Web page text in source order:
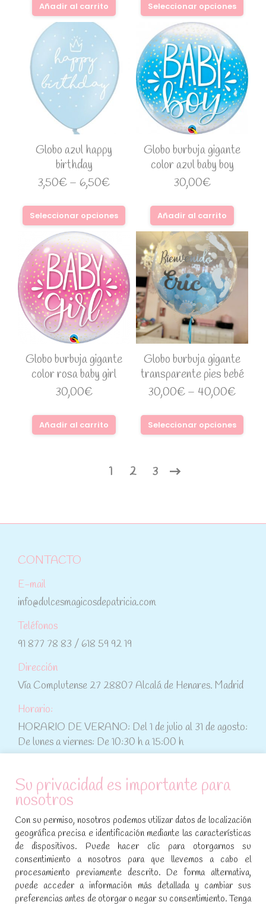
Añadir al carrito Seleccionar opciones
Globo azul happy
birthday
3,50€– 6,50€
Seleccionar opciones
Globo burbuja gigante
color azul baby boy
30,00€
Añadir al carrito
Globo burbuja gigante
color rosa baby girl
30,00€
Añadir al carrito
Globo burbuja gigante
transparente pies bebé
30,00€– 40,00€
Seleccionar opciones
1 2 3
CONTACTO
E-mail
info@dulcesmagicosdepatricia.com
Teléfonos
91 877 78 83 / 618 59 92 19
Dirección
Vía Complutense 27 28807 Alcalá de Henares. Madrid
Horario:
HORARIO DE VERANO: Del 1 de julio al 31 de agosto:
De lunes a viernes: De 10:30 h a 15:00 h
ATENCIÓN AL CLIENTE
Condiciones de compra
Aviso legal y política de privacidad
Política de cookies
SÍGUENOS EN REDES SOCIALES
Su privacidad es importante para
nosotros
Con su permiso, nosotros podemos utilizar datos de localización
geográfica precisa e identificación mediante las características
de dispositivos. Puede hacer clic para otorgarnos su
consentimiento a nosotros para que llevemos a cabo el
procesamiento previamente descrito. De forma alternativa,
puede acceder a información más detallada y cambiar sus
preferencias antes de otorgar o negar su consentimiento. Tenga